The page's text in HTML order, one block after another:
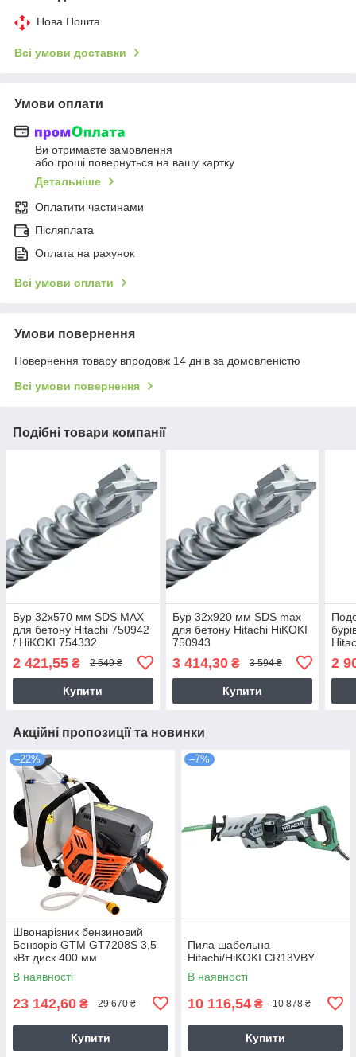
Нова Пошта
Всі умови доставки
Умови оплати
Ви отримаєте замовлення
або гроші повернуться на вашу картку
Детальніше
Оплатити частинами
Післяплата
Оплата на рахунок
Всі умови оплати
Умови повернення
Повернення товару впродовж 14 днів за домовленістю
Всі умови повернення
Подібні товари компанії
Бур 32х570 мм SDS MAX
для бетону Hitachi 750942
/ HiKOKI 754332
2 421,55 ₴ 2 549 ₴
Купити
Бур 32х920 мм SDS max
для бетону Hitachi HiKOKI
750943
3 414,30₴ 3 594 ₴
Купити
2
Акційні пропозиції та новинки
–22%
Швонарізник бензиновий
Бензоріз GTM GT7208S 3,5
кВт диск 400 мм
В наявності
23 142,60 ₴ 29 670 ₴
Купити
–7%
Пила шабельна
Hitachi/HiKOKI CR13VBY
В наявності
10 116,54 ₴ 10 878 ₴
Купити